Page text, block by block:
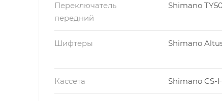
Переключатель
передний
Shimano
Шифтеры Shimano
Кассета Shimano CS-